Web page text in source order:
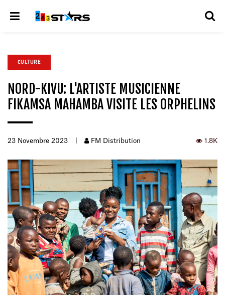
CULTURE
NORD-KIVU: L'ARTISTE MUSICIENNE
FIKAMSA MAHAMBA VISITE LES ORPHELINS
23 Novembre 2023 FM Distribution 1.8K